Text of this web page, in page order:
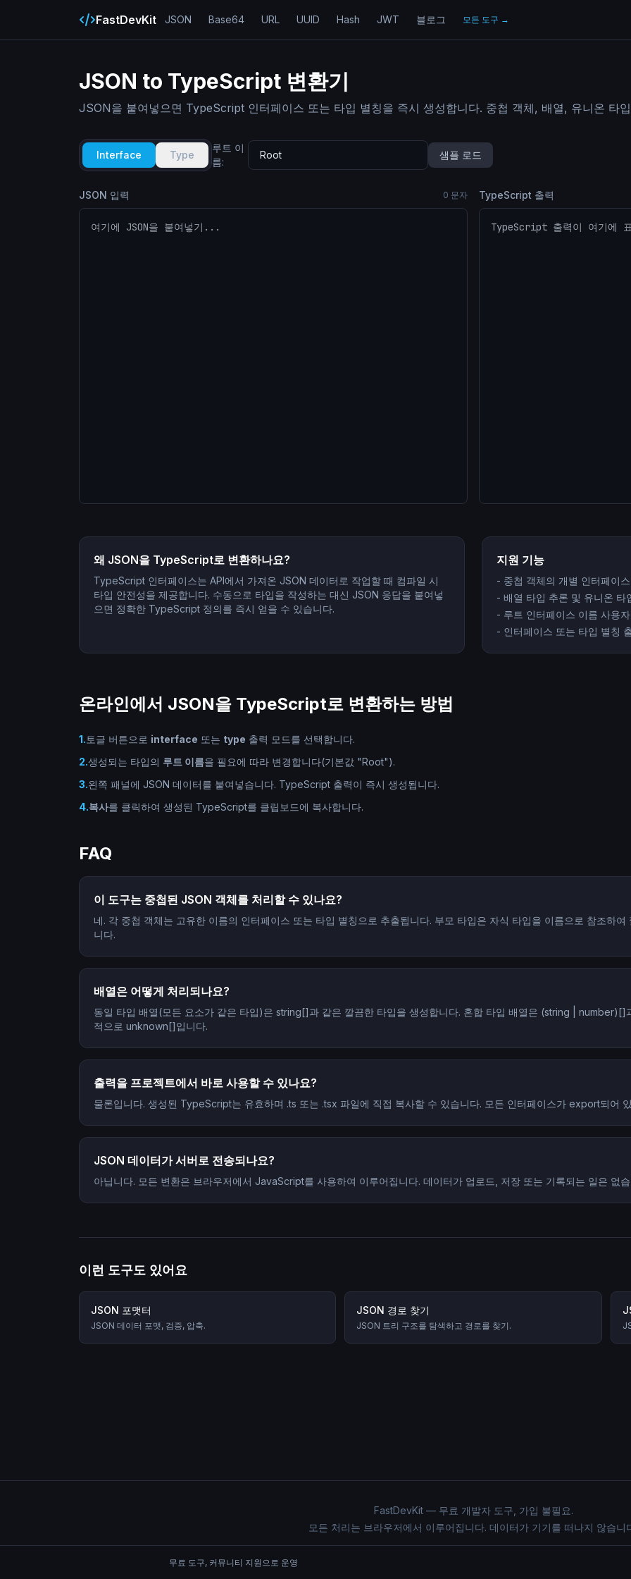
FastDevKit JSON Base64 URL UUID Hash JWT 블로그 모든 도구 →
JSON to TypeScript 변환기
JSON을 붙여넣으면 TypeScript 인터페이스 또는 타입 별칭을 즉시 생성합니다. 중첩 객체, 배열, 유니온 타
Interface Type
루트 이
름:
샘플 로드
JSON 입력 0 문자 TypeScript 출력
왜 JSON을 TypeScript로 변환하나요?
TypeScript 인터페이스는 API에서 가져온 JSON 데이터로 작업할 때 컴파일 시
타입 안전성을 제공합니다. 수동으로 타입을 작성하는 대신 JSON 응답을 붙여넣
으면 정확한 TypeScript 정의를 즉시 얻을 수 있습니다.
지원 기능
- 중첩 객체의 개별 인터페이
- 배열 타입 추론 및 유니온 타
- 루트 인터페이스 이름 사용
- 인터페이스 또는 타입 별칭
온라인에서 JSON을 TypeScript로 변환하는 방법
1.토글 버튼으로 interface 또는 type 출력 모드를 선택합니다.
2.생성되는 타입의 루트 이름을 필요에 따라 변경합니다(기본값 "Root").
3.왼쪽 패널에 JSON 데이터를 붙여넣습니다. TypeScript 출력이 즉시 생성됩니다.
4.복사를 클릭하여 생성된 TypeScript를 클립보드에 복사합니다.
FAQ
이 도구는 중첩된 JSON 객체를 처리할 수 있나요?
네. 각 중첩 객체는 고유한 이름의 인터페이스 또는 타입 별칭으로 추출됩니다. 부모 타입은 자식 타입을 이름으로 참조하
니다.
배열은 어떻게 처리되나요?
동일 타입 배열(모든 요소가 같은 타입)은 string[]과 같은 깔끔한 타입을 생성합니다. 혼합 타입 배열은 (string | number)[]
적으로 unknown[]입니다.
출력을 프로젝트에서 바로 사용할 수 있나요?
물론입니다. 생성된 TypeScript는 유효하며 .ts 또는 .tsx 파일에 직접 복사할 수 있습니다. 모든 인터페이스가 export되어
JSON 데이터가 서버로 전송되나요?
아닙니다. 모든 변환은 브라우저에서 JavaScript를 사용하여 이루어집니다. 데이터가 업로드, 저장 또는 기록되는 일은 없
이런 도구도 있어요
JSON 포맷터
JSON 데이터 포맷, 검증, 압축.
JSON 경로 찾기
JSON 트리 구조를 탐색하고 경로를 찾기.
FastDevKit — 무료 개발자 도구, 가입 불필요.
모든 처리는 브라우저에서 이루어집니다. 데이터가 기기를 떠나지 않습니
무료 도구, 커뮤니티 지원으로 운영